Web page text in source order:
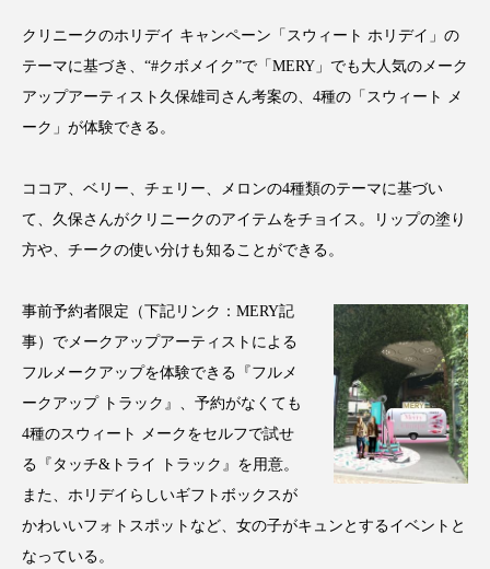
カウンセラー カウンセリング
カカイオイル
クローズアップ ケーススタディ
コネクテッド・ビューティ コミュニケーション
コルチゾール サステナビリティ
サステナブル美容 サプライチェーン
サプリ サロンクレンジング サロン戦略
クリニークのホリデイ キャンペーン「スウィート ホリデイ」の
テーマに基づき、“#クボメイク”で「MERY」でも大人気のメーク
アップアーティスト久保雄司さん考案の、4種の「スウィート メ
ーク」が体験できる。
ココア、ベリー、チェリー、メロンの4種類のテーマに基づい
て、久保さんがクリニークのアイテムをチョイス。リップの塗り
方や、チークの使い分けも知ることができる。
事前予約者限定（下記リンク：MERY記
事）でメークアップアーティストによる
フルメークアップを体験できる『フルメ
ークアップ トラック』、予約がなくても
4種のスウィート メークをセルフで試せ
る『タッチ&トライ トラック』を用意。
また、ホリデイらしいギフトボックスが
かわいいフォトスポットなど、女の子がキュンとするイベントと
なっている。